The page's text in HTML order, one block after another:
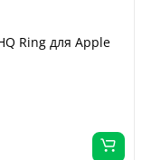
Ring для Apple